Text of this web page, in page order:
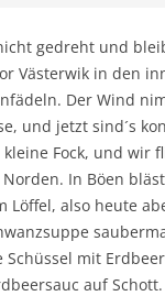
gedreht und
Västerwik in den
Der Wind
und jetzt sind´s
kleine Fock, und wir
In Böen
Löffel, also heute
Schüssel mit
auf